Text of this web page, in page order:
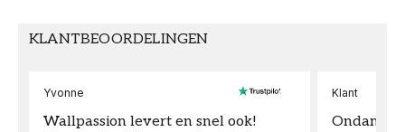
KLANTBEOORDELINGEN
Yvonne
Wallpassion levert en snel ook!
Klant
Ondanks